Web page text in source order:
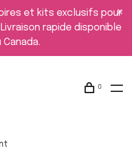
et kits exclusifs pour
rapide disponible
0